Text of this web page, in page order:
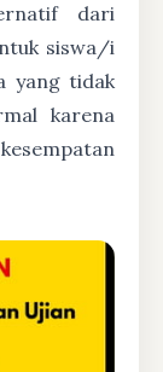
dari
siswa/i
yang tidak
karena